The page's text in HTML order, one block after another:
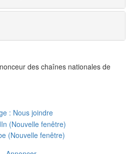
des chaînes nationales de